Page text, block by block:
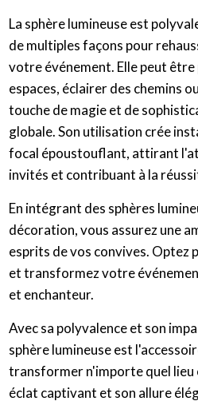
La sphère lumineuse est
de multiples façons pour
votre événement. Elle peut
espaces, éclairer des chemins
touche de magie et de
globale. Son utilisation crée
focal époustouflant, attirant
invités et contribuant à la
En intégrant des sphères
décoration, vous assurez une
esprits de vos convives. Optez
et transformez votre
et enchanteur.
Avec sa polyvalence et son
sphère lumineuse est
transformer n'importe quel lieu
éclat captivant et son allure